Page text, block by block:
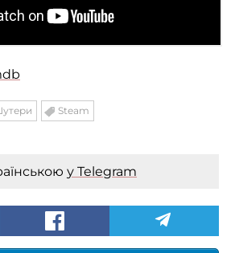
Steam
у Telegram